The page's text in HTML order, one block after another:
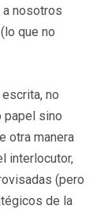
nosotros
que no
no
papel sino
otra manera
interlocutor,
(pero
de la